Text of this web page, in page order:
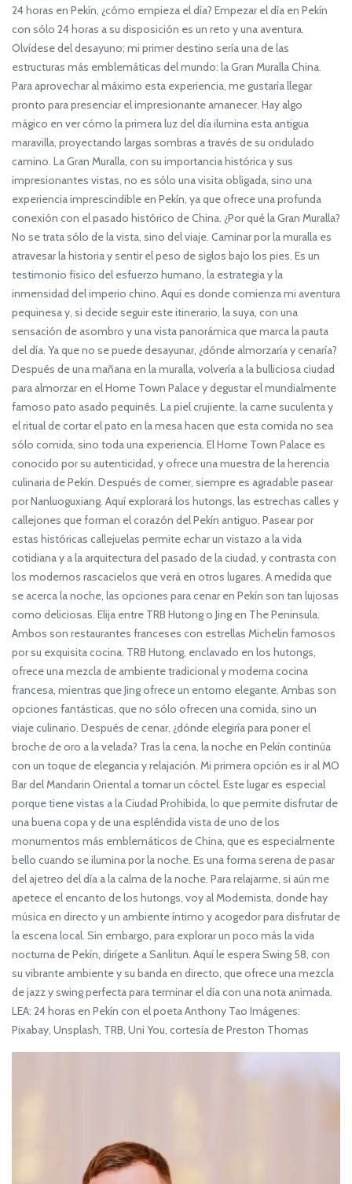
24 horas en Pekín, ¿cómo empieza el día? Empezar el día en Pekín
con sólo 24 horas a su disposición es un reto y una aventura.
Olvídese del desayuno; mi primer destino sería una de las
estructuras más emblemáticas del mundo: la Gran Muralla China.
Para aprovechar al máximo esta experiencia, me gustaría llegar
pronto para presenciar el impresionante amanecer. Hay algo
mágico en ver cómo la primera luz del día ilumina esta antigua
maravilla, proyectando largas sombras a través de su ondulado
camino. La Gran Muralla, con su importancia histórica y sus
impresionantes vistas, no es sólo una visita obligada, sino una
experiencia imprescindible en Pekín, ya que ofrece una profunda
conexión con el pasado histórico de China. ¿Por qué la Gran Muralla?
No se trata sólo de la vista, sino del viaje. Caminar por la muralla es
atravesar la historia y sentir el peso de siglos bajo los pies. Es un
testimonio físico del esfuerzo humano, la estrategia y la
inmensidad del imperio chino. Aquí es donde comienza mi aventura
pequinesa y, si decide seguir este itinerario, la suya, con una
sensación de asombro y una vista panorámica que marca la pauta
del día. Ya que no se puede desayunar, ¿dónde almorzaría y cenaría?
Después de una mañana en la muralla, volvería a la bulliciosa ciudad
para almorzar en el Home Town Palace y degustar el mundialmente
famoso pato asado pequinés. La piel crujiente, la carne suculenta y
el ritual de cortar el pato en la mesa hacen que esta comida no sea
sólo comida, sino toda una experiencia. El Home Town Palace es
conocido por su autenticidad, y ofrece una muestra de la herencia
culinaria de Pekín. Después de comer, siempre es agradable pasear
por Nanluoguxiang. Aquí explorará los hutongs, las estrechas calles y
callejones que forman el corazón del Pekín antiguo. Pasear por
estas históricas callejuelas permite echar un vistazo a la vida
cotidiana y a la arquitectura del pasado de la ciudad, y contrasta con
los modernos rascacielos que verá en otros lugares. A medida que
se acerca la noche, las opciones para cenar en Pekín son tan lujosas
como deliciosas. Elija entre TRB Hutong o Jing en The Peninsula.
Ambos son restaurantes franceses con estrellas Michelin famosos
por su exquisita cocina. TRB Hutong, enclavado en los hutongs,
ofrece una mezcla de ambiente tradicional y moderna cocina
francesa, mientras que Jing ofrece un entorno elegante. Ambas son
opciones fantásticas, que no sólo ofrecen una comida, sino un
viaje culinario. Después de cenar, ¿dónde elegiría para poner el
broche de oro a la velada? Tras la cena, la noche en Pekín continúa
con un toque de elegancia y relajación. Mi primera opción es ir al MO
Bar del Mandarin Oriental a tomar un cóctel. Este lugar es especial
porque tiene vistas a la Ciudad Prohibida, lo que permite disfrutar de
una buena copa y de una espléndida vista de uno de los
monumentos más emblemáticos de China, que es especialmente
bello cuando se ilumina por la noche. Es una forma serena de pasar
del ajetreo del día a la calma de la noche. Para relajarme, si aún me
apetece el encanto de los hutongs, voy al Modernista, donde hay
música en directo y un ambiente íntimo y acogedor para disfrutar de
la escena local. Sin embargo, para explorar un poco más la vida
nocturna de Pekín, dirígete a Sanlitun. Aquí le espera Swing 58, con
su vibrante ambiente y su banda en directo, que ofrece una mezcla
de jazz y swing perfecta para terminar el día con una nota animada.
LEA: 24 horas en Pekín con el poeta Anthony Tao Imágenes:
Pixabay, Unsplash, TRB, Uni You, cortesía de Preston Thomas